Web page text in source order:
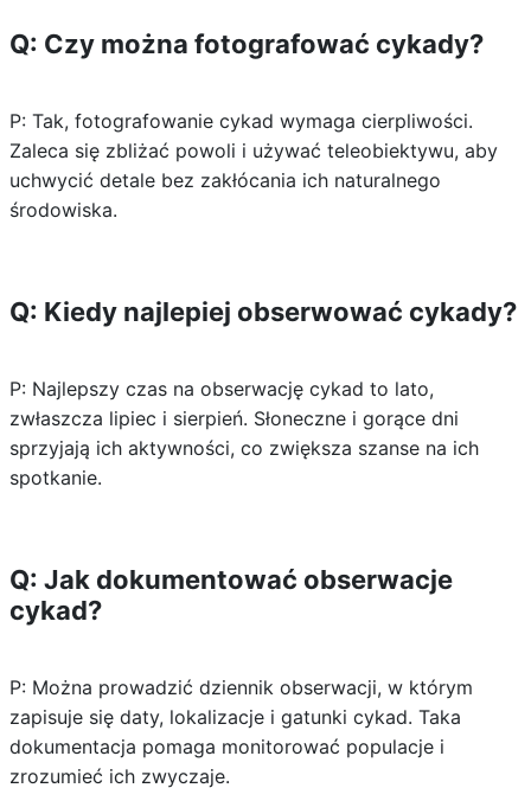
Q: Czy można fotografować cykady?
P: Tak, fotografowanie cykad wymaga cierpliwości.
Zaleca się zbliżać powoli i używać teleobiektywu, aby
uchwycić detale bez zakłócania ich naturalnego
środowiska.
Q: Kiedy najlepiej obserwować cykady?
P: Najlepszy czas na obserwację cykad to lato,
zwłaszcza lipiec i sierpień. Słoneczne i gorące dni
sprzyjają ich aktywności, co zwiększa szanse na ich
spotkanie.
Q: Jak dokumentować obserwacje
cykad?
P: Można prowadzić dziennik obserwacji, w którym
zapisuje się daty, lokalizacje i gatunki cykad. Taka
dokumentacja pomaga monitorować populacje i
zrozumieć ich zwyczaje.